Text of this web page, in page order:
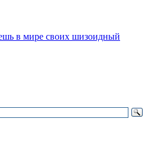
в мире своих шизоидный